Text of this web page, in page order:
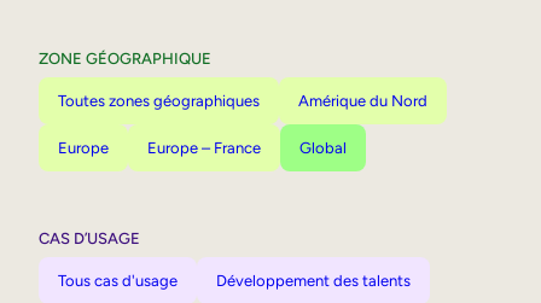
ZONE GÉOGRAPHIQUE
Toutes zones géographiques Amérique du Nord
Europe Europe – France Global
CAS D’USAGE
Tous cas d'usage Développement des talents